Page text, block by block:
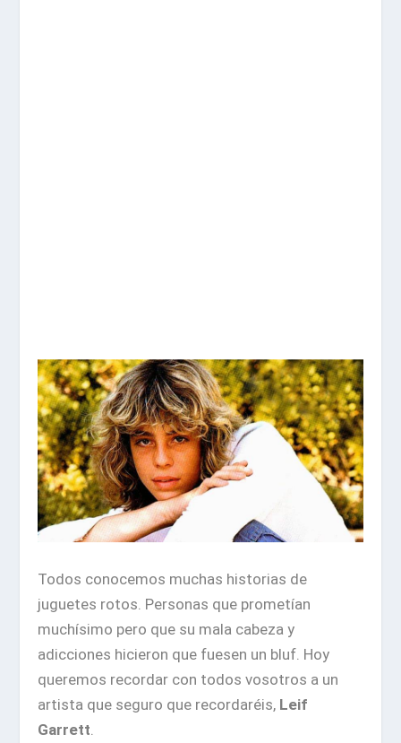
Todos conocemos muchas historias de
juguetes rotos. Personas que prometían
muchísimo pero que su mala cabeza y
adicciones hicieron que fuesen un bluf. Hoy
queremos recordar con todos vosotros a un
artista que seguro que recordaréis, Leif
Garrett.